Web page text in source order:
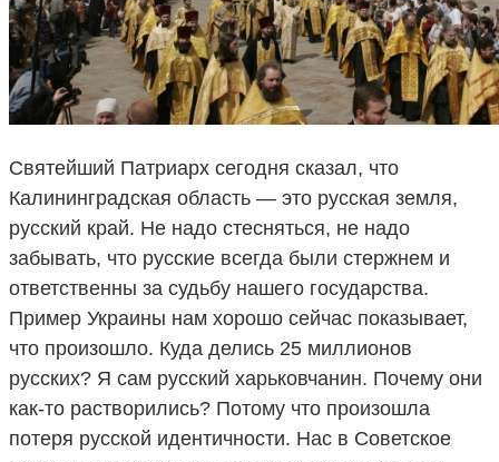
Святейший Патриарх сегодня сказал, что
Калининградская область — это русская земля,
русский край. Не надо стесняться, не надо
забывать, что русские всегда были стержнем и
ответственны за судьбу нашего государства.
Пример Украины нам хорошо сейчас показывает,
что произошло. Куда делись 25 миллионов
русских? Я сам русский харьковчанин. Почему они
как-то растворились? Потому что произошла
потеря русской идентичности. Нас в Советское